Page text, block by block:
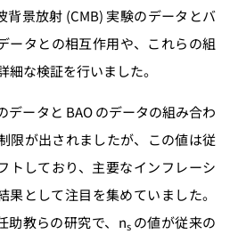
背景放射 (CMB) 実験のデータとバ
ータとの相互作用や、これらの組
細な検証を行いました。
データと BAO のデータの組み合わ
限が出されましたが、この値は従
トしており、主要なインフレーシ
果として注目を集めていました。
助教らの研究で、nsの値が従来の